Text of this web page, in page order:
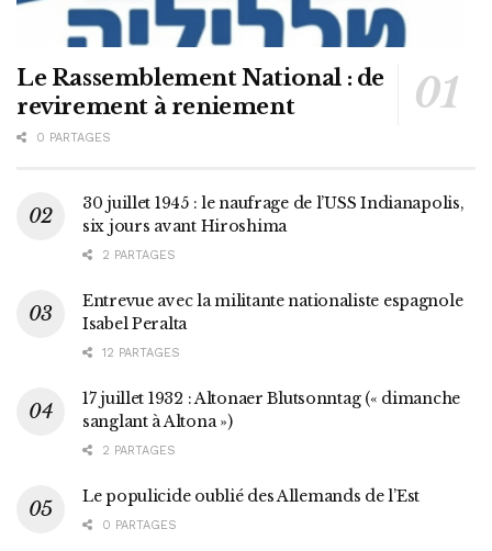
Le Rassemblement National : de
revirement à reniement
0 PARTAGES
30 juillet 1945 : le naufrage de l’USS Indianapolis,
six jours avant Hiroshima
2 PARTAGES
Entrevue avec la militante nationaliste espagnole
Isabel Peralta
12 PARTAGES
17 juillet 1932 : Altonaer Blutsonntag (« dimanche
sanglant à Altona »)
2 PARTAGES
Le populicide oublié des Allemands de l’Est
0 PARTAGES